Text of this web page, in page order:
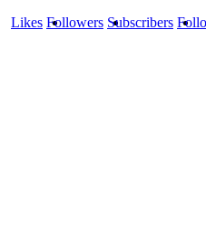
Likes Followers Subscribers